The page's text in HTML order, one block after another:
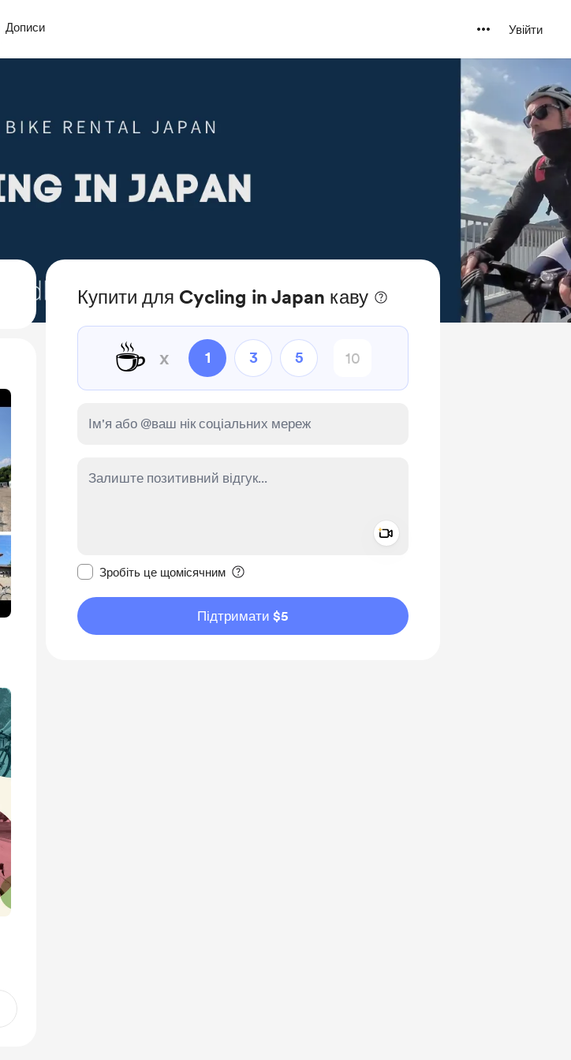
Дописи Увійти
Купити для Cycling in Japan каву
☕ x 1 3 5
Зробіть це щомісячним
Підтримати $5